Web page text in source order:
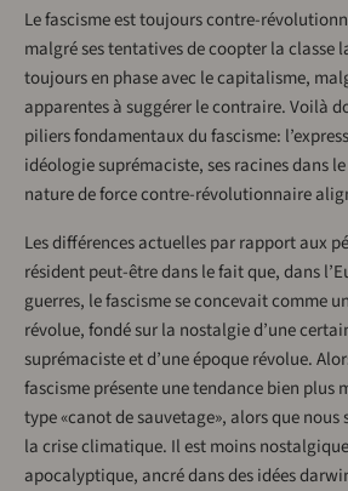
Le fascisme est toujours contre-
malgré ses tentatives de coopter la classe
toujours en phase avec le capitalisme,
apparentes à suggérer le contraire. Voilà
piliers fondamentaux du fascisme:
idéologie suprémaciste, ses racines dans
nature de force contre-révolutionnaire
Les différences actuelles par rapport aux
résident peut-être dans le fait que, dans
guerres, le fascisme se concevait comme
révolue, fondé sur la nostalgie d’une
suprémaciste et d’une époque révolue.
fascisme présente une tendance bien plus
type «canot de sauvetage», alors que nous
la crise climatique. Il est moins
apocalyptique, ancré dans des idées